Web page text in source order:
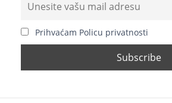
Prihvaćam Policu privatnosti